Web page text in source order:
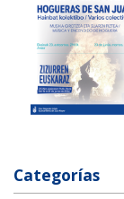
Categorías